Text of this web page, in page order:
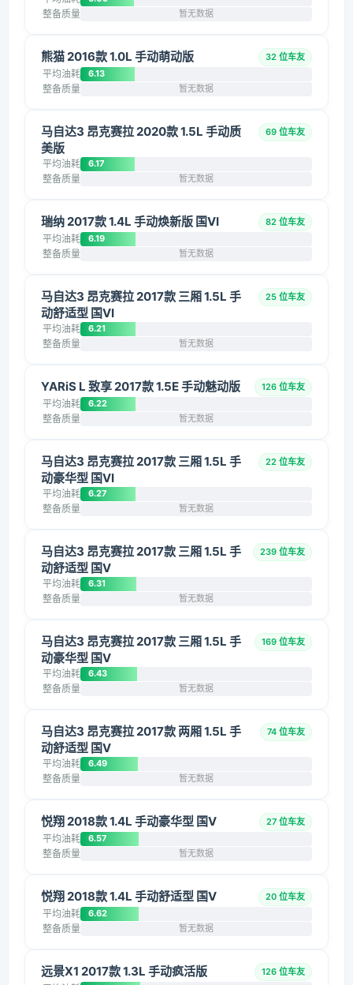
整备质量 暂无数据
熊猫 2016款 1.0L 手动萌动版 32 位车友
平均油耗 6.13
整备质量 暂无数据
马自达3 昂克赛拉 2020款 1.5L 手动质
美版
69 位车友
平均油耗 6.17
整备质量 暂无数据
瑞纳 2017款 1.4L 手动焕新版 国VI 82 位车友
平均油耗 6.19
整备质量 暂无数据
马自达3 昂克赛拉 2017款 三厢 1.5L 手
动舒适型 国VI
25 位车友
平均油耗 6.21
整备质量 暂无数据
YARiS L 致享 2017款 1.5E 手动魅动版 126 位车友
平均油耗 6.22
整备质量 暂无数据
马自达3 昂克赛拉 2017款 三厢 1.5L 手
动豪华型 国VI
22 位车友
平均油耗 6.27
整备质量 暂无数据
马自达3 昂克赛拉 2017款 三厢 1.5L 手
动舒适型 国V
239 位车友
平均油耗 6.31
整备质量 暂无数据
马自达3 昂克赛拉 2017款 三厢 1.5L 手
动豪华型 国V
169 位车友
平均油耗 6.43
整备质量 暂无数据
马自达3 昂克赛拉 2017款 两厢 1.5L 手
动舒适型 国V
74 位车友
平均油耗 6.49
整备质量 暂无数据
悦翔 2018款 1.4L 手动豪华型 国V 27 位车友
平均油耗 6.57
整备质量 暂无数据
悦翔 2018款 1.4L 手动舒适型 国V 20 位车友
平均油耗 6.62
整备质量 暂无数据
远景X1 2017款 1.3L 手动疯活版 126 位车友